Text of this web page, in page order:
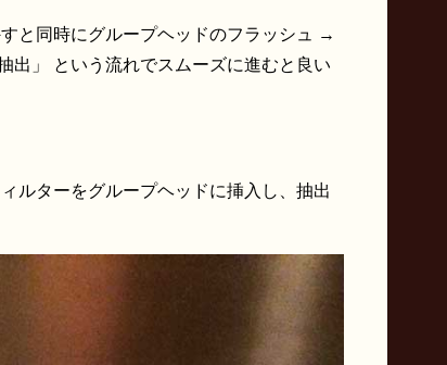
と同時にグループヘッドのフラッシュ →
」 という流れでスムーズに進むと良い
ルターをグループヘッドに挿入し、抽出